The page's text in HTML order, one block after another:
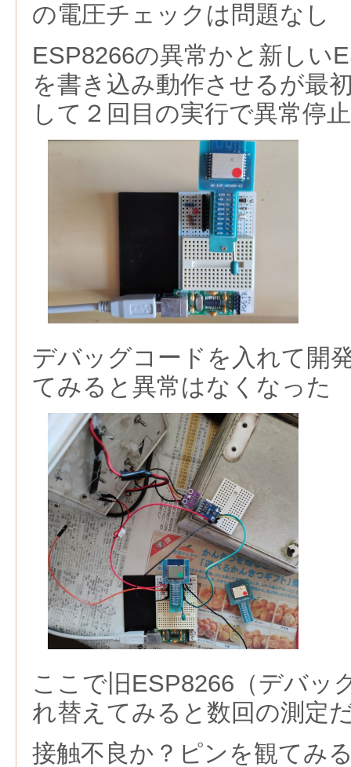
の電圧チェックは問題なし
ESP8266の異常かと新しい
を書き込み動作させるが最
して２回目の実行で異常停
デバッグコードを入れて開
てみると異常はなくなった
ここで旧ESP8266（デバッ
れ替えてみると数回の測定
接触不良か？ピンを観てみ